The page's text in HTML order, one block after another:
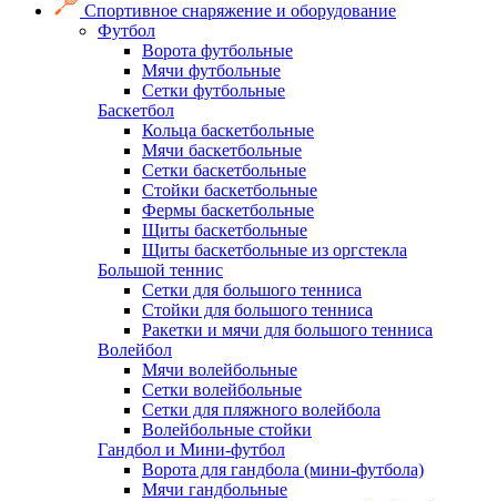
Спортивное снаряжение и оборудование
Футбол
Ворота футбольные
Мячи футбольные
Сетки футбольные
Баскетбол
Кольца баскетбольные
Мячи баскетбольные
Сетки баскетбольные
Стойки баскетбольные
Фермы баскетбольные
Щиты баскетбольные
Щиты баскетбольные из оргстекла
Большой теннис
Сетки для большого тенниса
Стойки для большого тенниса
Ракетки и мячи для большого тенниса
Волейбол
Мячи волейбольные
Сетки волейбольные
Сетки для пляжного волейбола
Волейбольные стойки
Гандбол и Мини-футбол
Ворота для гандбола (мини-футбола)
Мячи гандбольные